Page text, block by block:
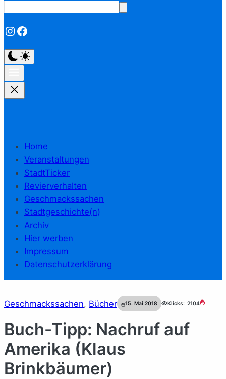
Instagram
Facebook
Home
Veranstaltungen
StadtTicker
Revierverhalten
Geschmackssachen
Stadtgeschichte(n)
Archiv
Hier werben
Impressum
Datenschutzerklärung
Geschmackssachen, Bücher 15. Mai 2018 Klicks: 2104
Buch-Tipp: Nachruf auf
Amerika (Klaus
Brinkbäumer)